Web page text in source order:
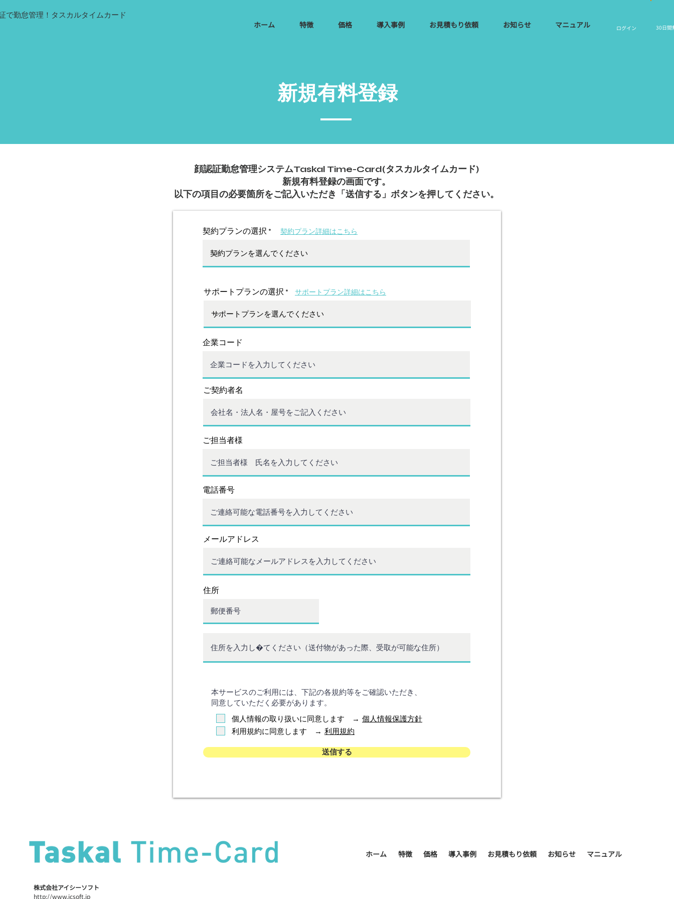
で勤怠管理！タスカルタイムカード
ホーム 特徴 価格 導入事例 お見積もり依頼 お知らせ マニュアル ​ログイン 30日間
新規有料登録
​顔認証勤怠管理システムTaskal Time-Card(タスカルタイムカード)
新規有料登録の画面です。
以下の項目の必要箇所をご記入いただき「送信する」ボタンを押してください。
契約プランの選択 ​契約プラン詳細はこちら
サポートプランの選択 ​サポートプラン詳細はこちら
企業コード
ご契約者名
ご担当者様
電話番号
メールアドレス
住所
個人情報の取り扱いに同意します → 個人情報保護方針
利用規約に同意します → 利用規約
送信する
ホーム 特徴 価格 導入事例 お見積もり依頼 お知らせ マニュアル
​株式会社アイシーソフト
http://www.icsoft.jp